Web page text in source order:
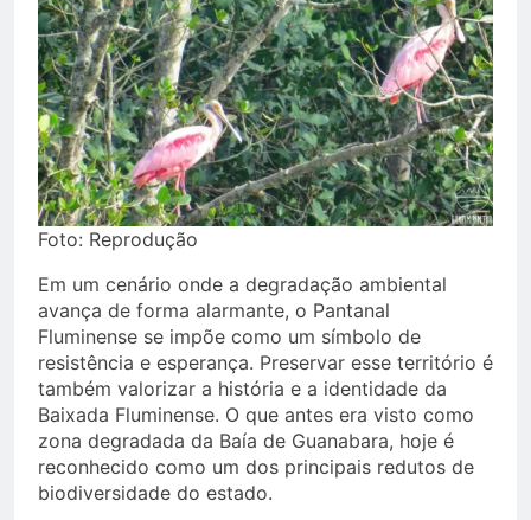
Foto: Reprodução
Em um cenário onde a degradação ambiental
avança de forma alarmante, o Pantanal
Fluminense se impõe como um símbolo de
resistência e esperança. Preservar esse território é
também valorizar a história e a identidade da
Baixada Fluminense. O que antes era visto como
zona degradada da Baía de Guanabara, hoje é
reconhecido como um dos principais redutos de
biodiversidade do estado.